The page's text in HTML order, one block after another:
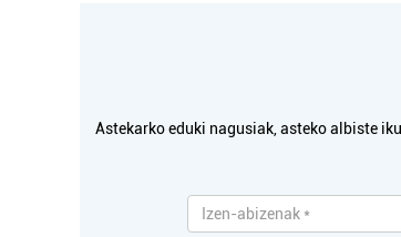
Astekarko eduki nagusiak, asteko albiste